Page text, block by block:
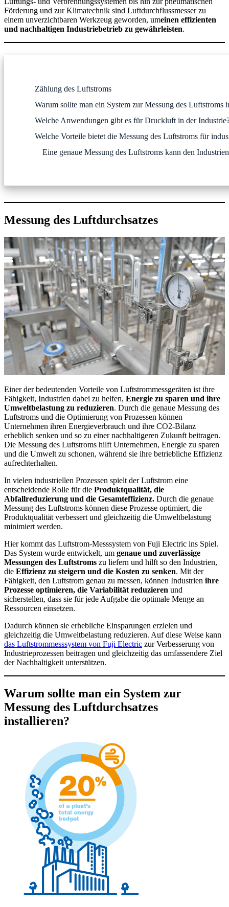
Förderung und zur Klimatechnik sind Luftdurchflussmesser zu
einem unverzichtbaren Werkzeug geworden, umeinen effizienten
und nachhaltigen Industriebetrieb zu gewährleisten.
Zählung des Luftstroms
Warum sollte man ein System zur Messung des Luftstroms
Welche Anwendungen gibt es für Druckluft in der
Welche Vorteile bietet die Messung des Luftstroms für
Eine genaue Messung des Luftstroms kann den
Messung des Luftdurchsatzes
Einer der bedeutenden Vorteile von Luftstrommessgeräten ist ihre
Fähigkeit, Industrien dabei zu helfen, Energie zu sparen und ihre
Umweltbelastung zu reduzieren. Durch die genaue Messung des
Luftstroms und die Optimierung von Prozessen können
Unternehmen ihren Energieverbrauch und ihre CO2-Bilanz
erheblich senken und so zu einer nachhaltigeren Zukunft beitragen.
Die Messung des Luftstroms hilft Unternehmen, Energie zu sparen
und die Umwelt zu schonen, während sie ihre betriebliche Effizienz
aufrechterhalten.
In vielen industriellen Prozessen spielt der Luftstrom eine
entscheidende Rolle für die Produktqualität, die
Abfallreduzierung und die Gesamteffizienz. Durch die genaue
Messung des Luftstroms können diese Prozesse optimiert, die
Produktqualität verbessert und gleichzeitig die Umweltbelastung
minimiert werden.
Hier kommt das Luftstrom-Messsystem von Fuji Electric ins Spiel.
Das System wurde entwickelt, um genaue und zuverlässige
Messungen des Luftstroms zu liefern und hilft so den Industrien,
die Effizienz zu steigern und die Kosten zu senken. Mit der
Fähigkeit, den Luftstrom genau zu messen, können Industrien ihre
Prozesse optimieren, die Variabilität reduzieren und
sicherstellen, dass sie für jede Aufgabe die optimale Menge an
Ressourcen einsetzen.
Dadurch können sie erhebliche Einsparungen erzielen und
gleichzeitig die Umweltbelastung reduzieren. Auf diese Weise kann
das Luftstrommesssystem von Fuji Electric zur Verbesserung von
Industrieprozessen beitragen und gleichzeitig das umfassendere Ziel
der Nachhaltigkeit unterstützen.
Warum sollte man ein System zur
Messung des Luftdurchsatzes
installieren?